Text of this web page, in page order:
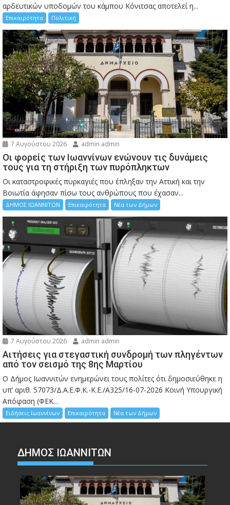
αρδευτικών υποδομών του κάμπου Κόνιτσας αποτελεί η...
Επικαιρότητα Πολιτική
7 Αυγούστου 2026 admin admin
Οι φορείς των Ιωαννίνων ενώνουν τις δυνάμεις
τους για τη στήριξη των πυρόπληκτων
Οι καταστροφικές πυρκαγιές που έπληξαν την Αττική και την
Bοιωτία άφησαν πίσω τους ανθρώπους που έχασαν...
ΔΗΜΟΣ ΙΩΑΝΝΙΤΩΝ Επικαιρότητα Νέα των Δήμων
7 Αυγούστου 2026 admin admin
Αιτήσεις για στεγαστική συνδρομή των πληγέντων
από τον σεισμό της 8ης Μαρτίου
Ο Δήμος Ιωαννιτών ενημερώνει τους πολίτες ότι δημοσιεύθηκε η
υπ’ αριθ. 57073/Δ.Α.Ε.Φ.Κ.-Κ.Ε./Α325/16-07-2026 Κοινή Υπουργική
Απόφαση (ΦΕΚ...
Ειδήσεις Ιωαννίνων Επικαιρότητα Νέα των Δήμων
ΔΗΜΟΣ ΙΩΑΝΝΙΤΩΝ